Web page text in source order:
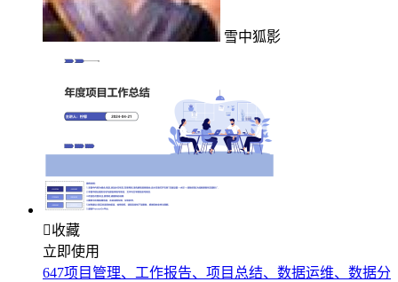
雪中狐影
收藏
立即使用
647项目管理、工作报告、项目总结、数据运维、数据分